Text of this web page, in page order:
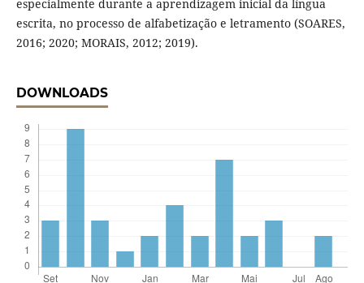
especialmente durante a aprendizagem inicial da língua
escrita, no processo de alfabetização e letramento (SOARES,
2016; 2020; MORAIS, 2012; 2019).
DOWNLOADS